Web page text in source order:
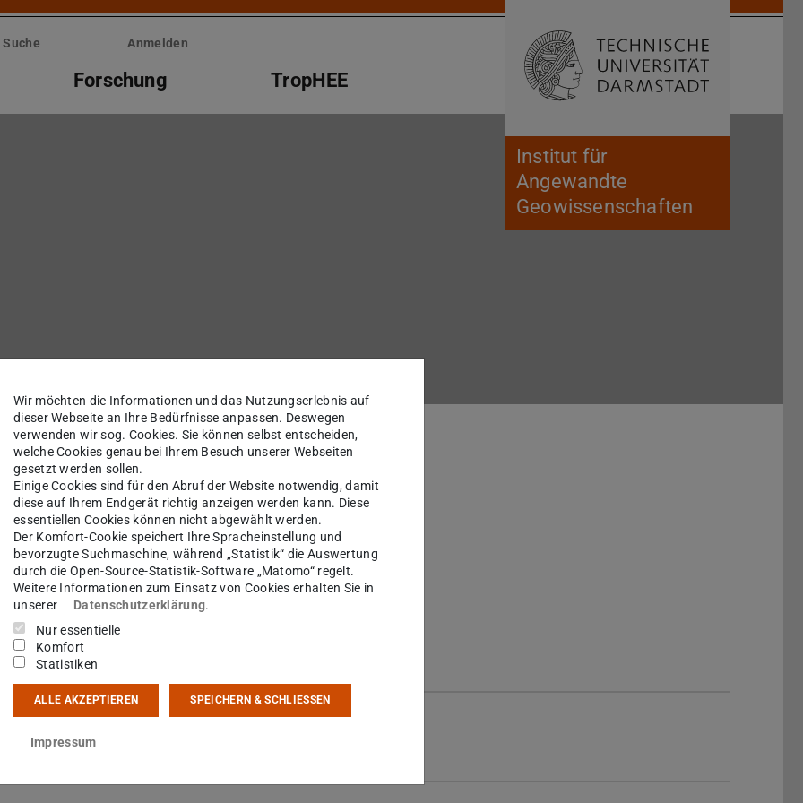
Institut für
Angewandte
Geowissenschaften
Suche Anmelden
Forschung TropHEE Suche öffnen
Personen
van der VaartM. Sc.
Wir möchten die Informationen und das Nutzungserlebnis auf
dieser Webseite an Ihre Bedürfnisse anpassen. Deswegen
verwenden wir sog. Cookies. Sie können selbst entscheiden,
welche Cookies genau bei Ihrem Besuch unserer Webseiten
gesetzt werden sollen.
Einige Cookies sind für den Abruf der Website notwendig, damit
diese auf Ihrem Endgerät richtig anzeigen werden kann. Diese
essentiellen Cookies können nicht abgewählt werden.
Der Komfort-Cookie speichert Ihre Spracheinstellung und
bevorzugte Suchmaschine, während „Statistik“ die Auswertung
durch die Open-Source-Statistik-Software „Matomo“ regelt.
Weitere Informationen zum Einsatz von Cookies erhalten Sie in
unserer
Datenschutzerklärung.
Nur essentielle
Komfort
Statistiken
ALLE AKZEPTIEREN SPEICHERN & SCHLIESSEN
Impressum